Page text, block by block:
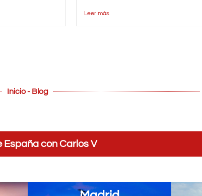
Leer más
Inicio - Blog
España con Carlos V